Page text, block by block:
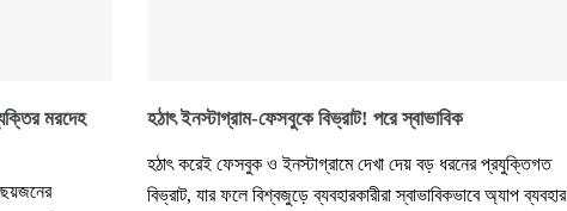
মরদেহ
হঠাৎ ইনস্টাগ্রাম-ফেসবুকে বিভ্রাট! পরে স্বাভাবিক
হঠাৎ করেই ফেসবুক ও ইনস্টাগ্রামে দেখা দেয় বড় ধরনের প্রযুক্তিগত
বিভ্রাট, যার ফলে বিশ্বজুড়ে ব্যবহারকারীরা স্বাভাবিকভাবে অ্যাপ ব্যবহার